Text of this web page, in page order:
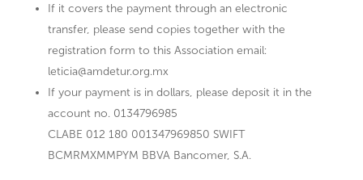
If it covers the payment through an electronic
transfer, please send copies together with the
registration form to this Association email:
leticia@amdetur.org.mx
If your payment is in dollars, please deposit it in the
account no. 0134796985
CLABE 012 180 001347969850 SWIFT
BCMRMXMMPYM BBVA Bancomer, S.A.